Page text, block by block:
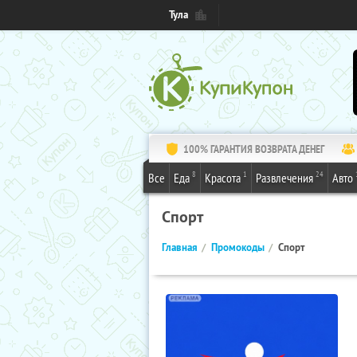
Тула
100% ГАРАНТИЯ ВОЗВРАТА ДЕНЕГ
Все Еда 8 Красота 1 Развлечения 24 Авто
Спорт
Главная Промокоды Спорт